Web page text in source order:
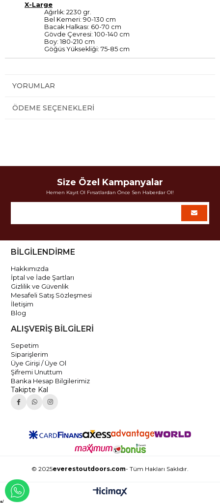
X-Large
Ağırlık: 2230 gr.
Bel Kemeri: 90-130 cm
Bacak Halkası: 60-70 cm
Gövde Çevresi: 100-140 cm
Boy: 180-210 cm
Göğüs Yüksekliği: 75-85 cm
YORUMLAR
ÖDEME SEÇENEKLERI
Size Özel Kampanyalar
Hemen Kayıt Ol Fırsatlardan Önce Sen Haberdar Ol!
BİLGİLENDİRME
Hakkımızda
İptal ve İade Şartları
Gizlilik ve Güvenlik
Mesafeli Satış Sözleşmesi
İletişim
Blog
ALIŞVERİŞ BİLGİLERİ
Sepetim
Siparişlerim
Üye Girişi / Üye Ol
Şifremi Unuttum
Banka Hesap Bilgilerimiz
Takipte Kal
© 2025everestoutdoors.com- Tüm Hakları Saklıdır.
WHATSAPP İLE İLETİŞİME GEÇ